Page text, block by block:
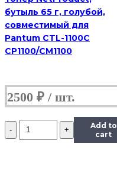
бутыль 65 г, голубой,
совместимый для
Pantum CTL-1100C
CP1100/CM1100
2500 ₽
Количество
Тонер
Add to
cart